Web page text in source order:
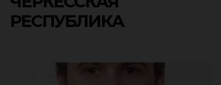
РЕСПУБЛИКА